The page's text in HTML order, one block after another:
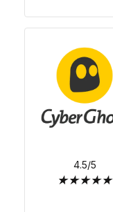
4.5/5
★★★★★